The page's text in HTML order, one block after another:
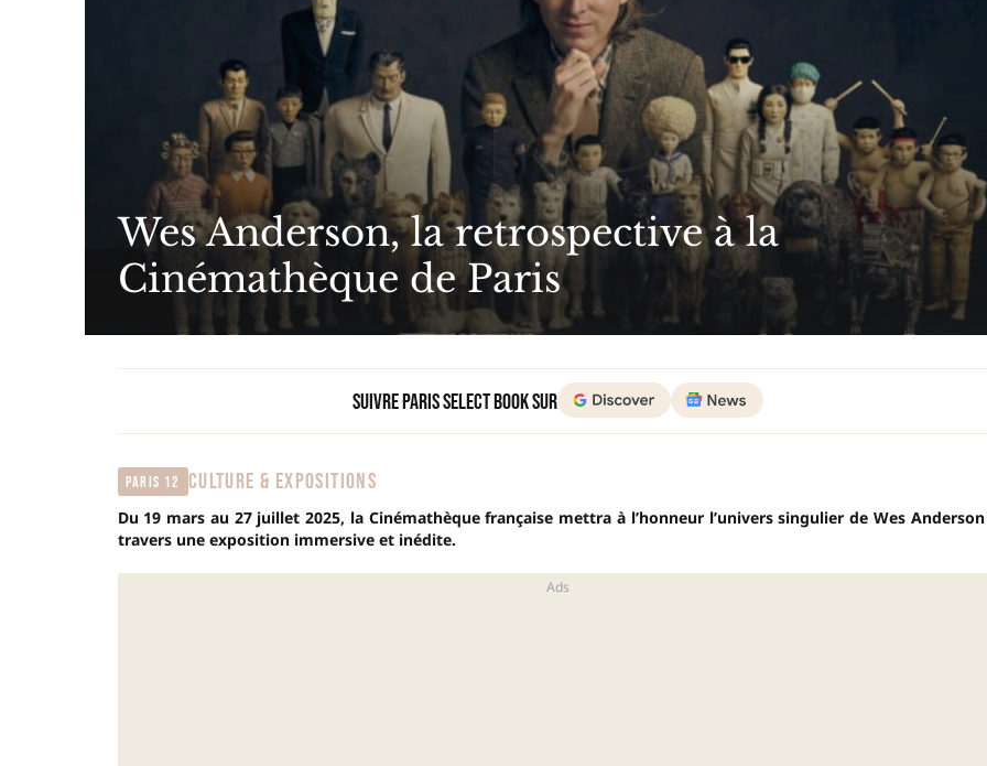
Wes Anderson, la retrospective à la
Cinémathèque de Paris
Suivre Paris Select Book sur
Paris 12 CULTURE & EXPOSITIONS
Du 19 mars au 27 juillet 2025, la Cinémathèque française mettra à l’honneur l’univers singulier de Wes
travers une exposition immersive et inédite.